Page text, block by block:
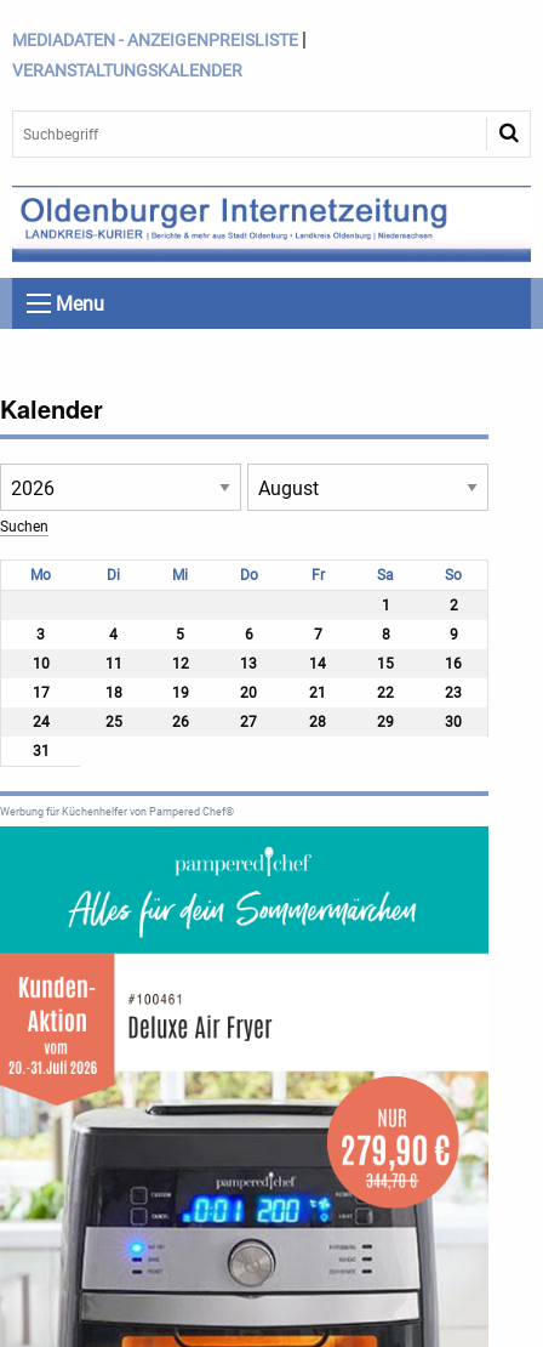
MEDIADATEN - ANZEIGENPREISLISTE |
VERANSTALTUNGSKALENDER
Menu
Kalender
Mo Di Mi Do Fr Sa
So
1
2
3
4 5 6 7 8
9
10
11 12 13 14 15
16
17
18 19 20 21 22
23
24
25 26 27 28 29
30
31
Werbung für Küchenhelfer von Pampered Chef®